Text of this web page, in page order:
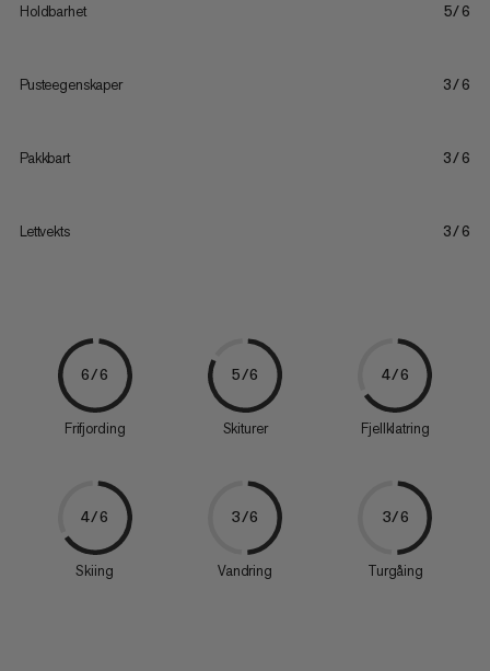
Holdbarhet 5/6
Pusteegenskaper 3/6
Pakkbart 3/6
Lettvekts 3/6
6/6
Frifjording
5/6
Skiturer
4/6
Fjellklatring
4/6
Skiing
3/6
Vandring
3/6
Turgåing